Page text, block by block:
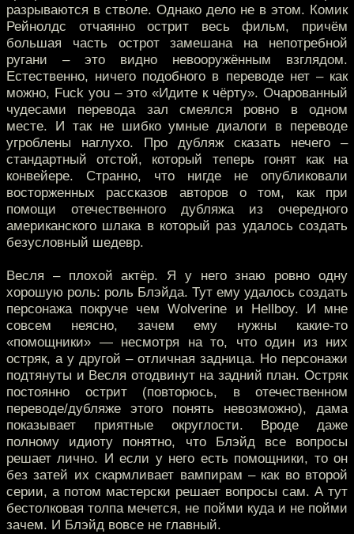
разрываются в стволе. Однако дело не в этом. Комик
Рейнолдс отчаянно острит весь фильм, причём
большая часть острот замешана на непотребной
ругани – это видно невооружённым взглядом.
Естественно, ничего подобного в переводе нет – как
можно, Fuck you – это «Идите к чёрту». Очарованный
чудесами перевода зал смеялся ровно в одном
месте. И так не шибко умные диалоги в переводе
угроблены наглухо. Про дубляж сказать нечего –
стандартный отстой, который теперь гонят как на
конвейере. Странно, что нигде не опубликовали
восторженных рассказов авторов о том, как при
помощи отечественного дубляжа из очередного
американского шлака в который раз удалось создать
безусловный шедевр.
Весля – плохой актёр. Я у него знаю ровно одну
хорошую роль: роль Блэйда. Тут ему удалось создать
персонажа покруче чем Wolverine и Hellboy. И мне
совсем неясно, зачем ему нужны какие-то
«помощники» — несмотря на то, что один из них
остряк, а у другой – отличная задница. Но персонажи
подтянуты и Весля отодвинут на задний план. Остряк
постоянно острит (повторюсь, в отечественном
переводе/дубляже этого понять невозможно), дама
показывает приятные округлости. Вроде даже
полному идиоту понятно, что Блэйд все вопросы
решает лично. И если у него есть помощники, то он
без затей их скармливает вампирам – как во второй
серии, а потом мастерски решает вопросы сам. А тут
бестолковая толпа мечется, не пойми куда и не пойми
зачем. И Блэйд вовсе не главный.